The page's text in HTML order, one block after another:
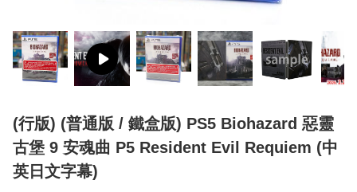
(行版) (普通版 / 鐵盒版) PS5 Biohazard 惡靈
古堡 9 安魂曲 P5 Resident Evil Requiem (中
英日文字幕)